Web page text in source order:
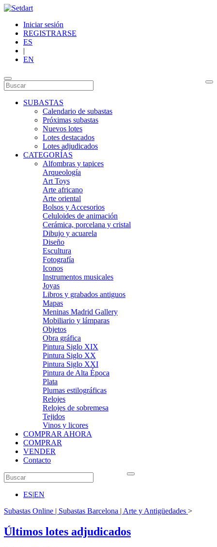
Iniciar sesión
REGISTRARSE
ES
|
EN
SUBASTAS
Calendario de subastas
Próximas subastas
Nuevos lotes
Lotes destacados
Lotes adjudicados
CATEGORÍAS
Alfombras y tapices
Arqueología
Art Toys
Arte africano
Arte oriental
Bolsos y Accesorios
Celuloides de animación
Cerámica, porcelana y cristal
Dibujo y acuarela
Diseño
Escultura
Fotografía
Iconos
Instrumentos musicales
Joyas
Libros y grabados antiguos
Mapas
Meninas Madrid Gallery
Mobiliario y lámparas
Objetos
Obra gráfica
Pintura Siglo XIX
Pintura Siglo XX
Pintura Siglo XXI
Pintura de Alta Época
Plata
Plumas estilográficas
Relojes
Relojes de sobremesa
Tejidos
Vinos y licores
COMPRAR AHORA
COMPRAR
VENDER
Contacto
ES|EN
Subastas Online | Subastas Barcelona | Arte y Antigüedades >
Últimos lotes adjudicados